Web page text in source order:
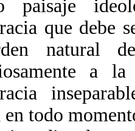
paisaje
que debe
natural
a
en todo